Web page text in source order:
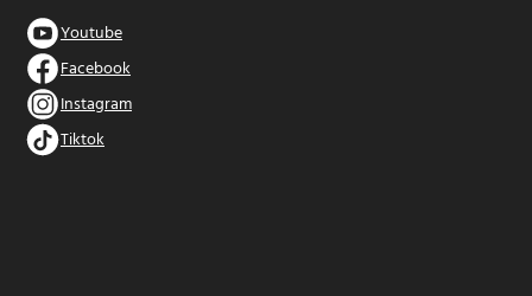
Youtube
Facebook
Instagram
Tiktok